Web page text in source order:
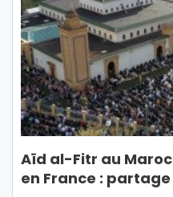
Aïd al-Fitr au
en France :